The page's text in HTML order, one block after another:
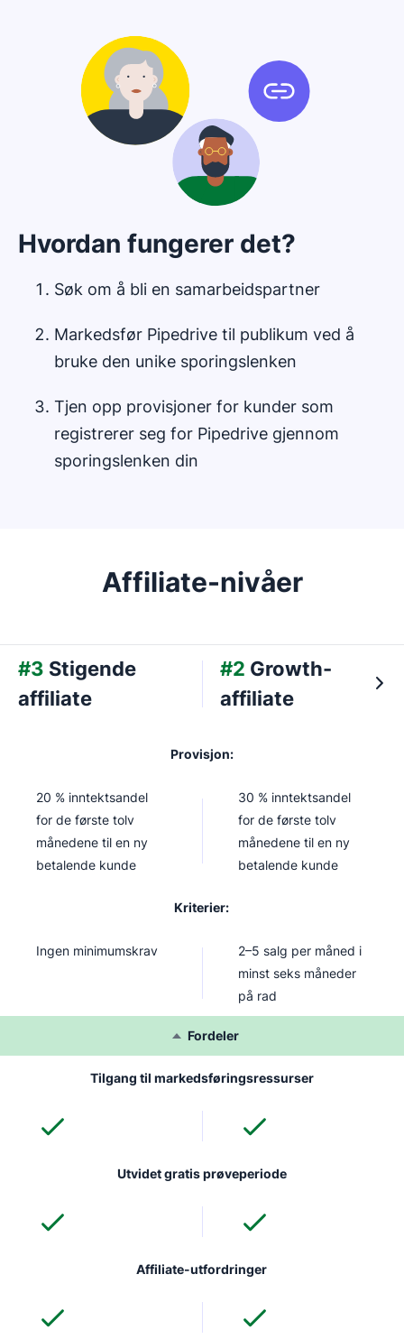
Hvordan fungerer det?
Søk om å bli en samarbeidspartner
Markedsfør Pipedrive til publikum ved å
bruke den unike sporingslenken
Tjen opp provisjoner for kunder som
registrerer seg for Pipedrive gjennom
sporingslenken din
Affiliate-nivåer
#3 Stigende
affiliate
#2 Growth-
affiliate
Provisjon:
20 % inntektsandel
for de første tolv
månedene til en ny
betalende kunde
30 % inntektsandel
for de første tolv
månedene til en ny
betalende kunde
Kriterier:
Ingen minimumskrav
2–5 salg per måned i
minst seks måneder
på rad
Fordeler
Tilgang til markedsføringsressurser
Utvidet gratis prøveperiode
Affiliate-utfordringer